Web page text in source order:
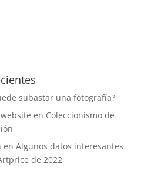
subastar una fotografía?
en Coleccionismo de
en Algunos datos interesantes
de 2022